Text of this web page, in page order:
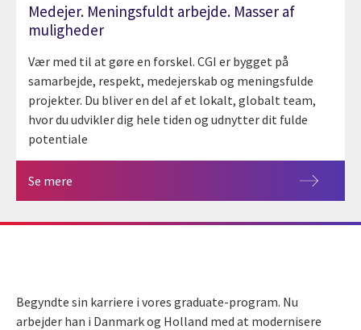
Medejer. Meningsfuldt arbejde. Masser af
muligheder
Vær med til at gøre en forskel. CGI er bygget på
samarbejde, respekt, medejerskab og meningsfulde
projekter. Du bliver en del af et lokalt, globalt team,
hvor du udvikler dig hele tiden og udnytter dit fulde
potentiale
Se mere
Begyndte sin karriere i vores graduate-program. Nu
arbejder han i Danmark og Holland med at modernisere